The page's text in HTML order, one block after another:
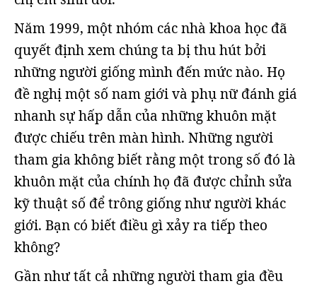
Năm 1999, một nhóm các nhà khoa học đã
quyết định xem chúng ta bị thu hút bởi
những người giống mình đến mức nào. Họ
đề nghị một số nam giới và phụ nữ đánh giá
nhanh sự hấp dẫn của những khuôn mặt
được chiếu trên màn hình. Những người
tham gia không biết rằng một trong số đó là
khuôn mặt của chính họ đã được chỉnh sửa
kỹ thuật số để trông giống như người khác
giới. Bạn có biết điều gì xảy ra tiếp theo
không?
Gần như tất cả những người tham gia đều